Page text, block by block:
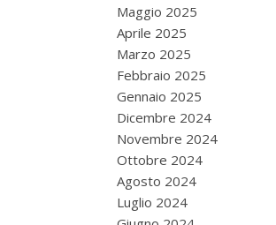
Maggio 2025
Aprile 2025
Marzo 2025
Febbraio 2025
Gennaio 2025
Dicembre 2024
Novembre 2024
Ottobre 2024
Agosto 2024
Luglio 2024